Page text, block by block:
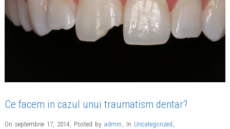
Ce facem in cazul unui traumatism dentar?
On septembrie 17, 2014, Posted by admin , In Uncategorized ,